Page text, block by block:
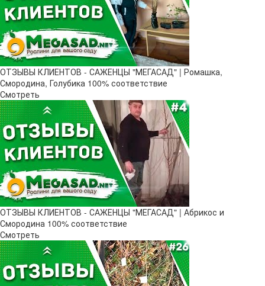
ОТЗЫВЫ КЛИЕНТОВ - САЖЕНЦЫ "МЕГАСАД" | Ромашка,
Смородина, Голубика 100% соответствие
Смотреть
ОТЗЫВЫ КЛИЕНТОВ - САЖЕНЦЫ "МЕГАСАД" | Абрикос и
Смородина 100% соответствие
Смотреть